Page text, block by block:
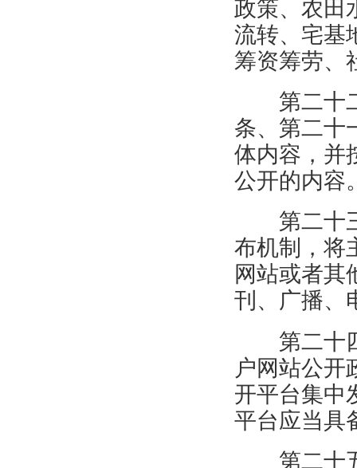
政策、农田
流转、宅基
筹资筹劳、
第二十
条、第二十
体内容，并
公开的内容
第二十
布机制，将
网站或者其
刊、广播、
第二十
户网站公开
开平台集中
平台应当具
第二十